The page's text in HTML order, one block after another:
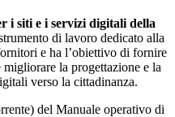
i siti e i servizi digitali della
di lavoro dedicato alla
e ha l’obiettivo di fornire
la progettazione e la
verso la cittadinanza.
del Manuale operativo di